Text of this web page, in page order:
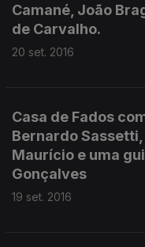
Camané, João
de Carvalho.
20 set. 2016
Casa de Fados
Bernardo
Maurício e uma
Gonçalves
19 set. 2016